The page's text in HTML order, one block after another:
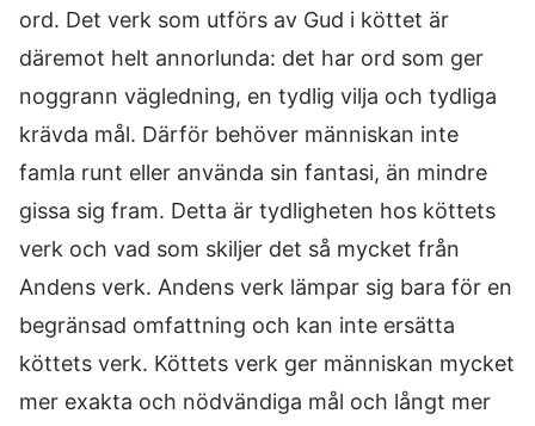
ord. Det verk som utförs av Gud i köttet är
däremot helt annorlunda: det har ord som ger
noggrann vägledning, en tydlig vilja och tydliga
krävda mål. Därför behöver människan inte
famla runt eller använda sin fantasi, än mindre
gissa sig fram. Detta är tydligheten hos köttets
verk och vad som skiljer det så mycket från
Andens verk. Andens verk lämpar sig bara för en
begränsad omfattning och kan inte ersätta
köttets verk. Köttets verk ger människan mycket
mer exakta och nödvändiga mål och långt mer